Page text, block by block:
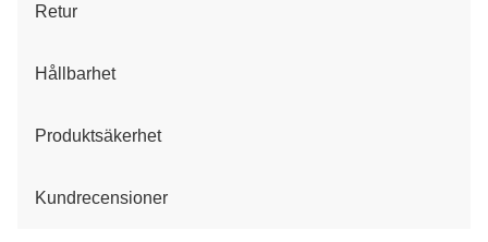
Retur
Hållbarhet
Produktsäkerhet
Kundrecensioner